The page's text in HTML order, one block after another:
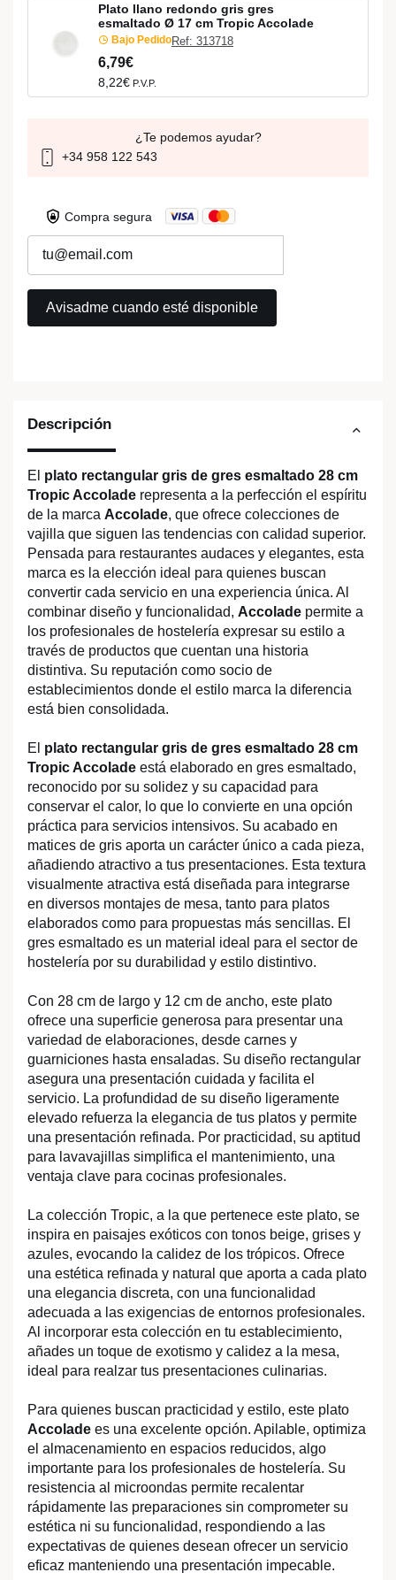
Descripción
El plato rectangular gris de gres esmaltado 28 cm
Tropic Accolade representa a la perfección el espíritu
de la marca Accolade, que ofrece colecciones de
vajilla que siguen las tendencias con calidad superior.
Pensada para restaurantes audaces y elegantes, esta
marca es la elección ideal para quienes buscan
convertir cada servicio en una experiencia única. Al
combinar diseño y funcionalidad, Accolade permite a
los profesionales de hostelería expresar su estilo a
través de productos que cuentan una historia
distintiva. Su reputación como socio de
establecimientos donde el estilo marca la diferencia
está bien consolidada.
El plato rectangular gris de gres esmaltado 28 cm
Tropic Accolade está elaborado en gres esmaltado,
reconocido por su solidez y su capacidad para
conservar el calor, lo que lo convierte en una opción
práctica para servicios intensivos. Su acabado en
matices de gris aporta un carácter único a cada pieza,
añadiendo atractivo a tus presentaciones. Esta textura
visualmente atractiva está diseñada para integrarse
en diversos montajes de mesa, tanto para platos
elaborados como para propuestas más sencillas. El
gres esmaltado es un material ideal para el sector de
hostelería por su durabilidad y estilo distintivo.
Con 28 cm de largo y 12 cm de ancho, este plato
ofrece una superficie generosa para presentar una
variedad de elaboraciones, desde carnes y
guarniciones hasta ensaladas. Su diseño rectangular
asegura una presentación cuidada y facilita el
servicio. La profundidad de su diseño ligeramente
elevado refuerza la elegancia de tus platos y permite
una presentación refinada. Por practicidad, su aptitud
para lavavajillas simplifica el mantenimiento, una
ventaja clave para cocinas profesionales.
La colección Tropic, a la que pertenece este plato, se
inspira en paisajes exóticos con tonos beige, grises y
azules, evocando la calidez de los trópicos. Ofrece
una estética refinada y natural que aporta a cada plato
una elegancia discreta, con una funcionalidad
adecuada a las exigencias de entornos profesionales.
Al incorporar esta colección en tu establecimiento,
añades un toque de exotismo y calidez a la mesa,
ideal para realzar tus presentaciones culinarias.
Para quienes buscan practicidad y estilo, este plato
Accolade es una excelente opción. Apilable, optimiza
el almacenamiento en espacios reducidos, algo
importante para los profesionales de hostelería. Su
resistencia al microondas permite recalentar
rápidamente las preparaciones sin comprometer su
estética ni su funcionalidad, respondiendo a las
expectativas de quienes desean ofrecer un servicio
eficaz manteniendo una presentación impecable.
Plato llano redondo gris gres
esmaltado Ø 17 cm Tropic Accolade
Bajo PedidoRef: 313718
6,79€
8,22€ P.V.P.
¿Te podemos ayudar?
+34 958 122 543
Compra segura